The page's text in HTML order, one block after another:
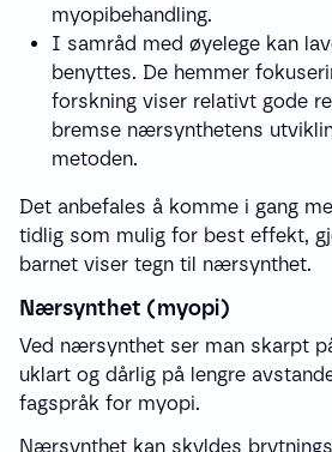
myopibehandling.
I samråd med øyelege kan
benyttes. De hemmer
forskning viser relativt gode
bremse nærsynthetens
metoden.
Det anbefales å komme i gang
tidlig som mulig for best effekt,
barnet viser tegn til nærsynthet.
Nærsynthet (myopi)
Ved nærsynthet ser man skarpt
uklart og dårlig på lengre
fagspråk for myopi.
Nærsynthet kan skyldes